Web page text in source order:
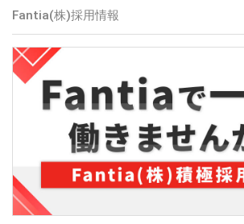
Fantia(株)採用情報